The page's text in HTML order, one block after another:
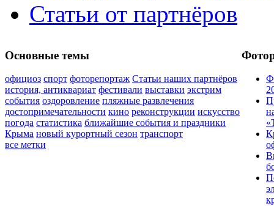
Статьи от партнёров
Основные темы
официоз спорт фоторепортаж Статьи наших партнёров
история, антиквариат фестивали выставки экстрим
события оздоровление пляжные развлечения
достопримечательности кино реконструкции искусство
погода статистика ближайшие события и праздники
Крыма новый курортный сезон транспорт
все метки